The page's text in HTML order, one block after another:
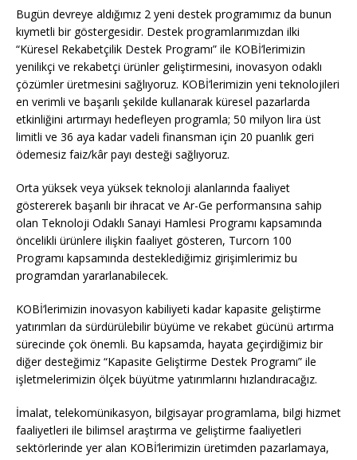
Bugün devreye aldığımız 2 yeni destek programımız da bunun
kıymetli bir göstergesidir. Destek programlarımızdan ilki
“Küresel Rekabetçilik Destek Programı” ile KOBİ’lerimizin
yenilikçi ve rekabetçi ürünler geliştirmesini, inovasyon odaklı
çözümler üretmesini sağlıyoruz. KOBİ’lerimizin yeni teknolojileri
en verimli ve başarılı şekilde kullanarak küresel pazarlarda
etkinliğini artırmayı hedefleyen programla; 50 milyon lira üst
limitli ve 36 aya kadar vadeli finansman için 20 puanlık geri
ödemesiz faiz/kâr payı desteği sağlıyoruz.
Orta yüksek veya yüksek teknoloji alanlarında faaliyet
göstererek başarılı bir ihracat ve Ar-Ge performansına sahip
olan Teknoloji Odaklı Sanayi Hamlesi Programı kapsamında
öncelikli ürünlere ilişkin faaliyet gösteren, Turcorn 100
Programı kapsamında desteklediğimiz girişimlerimiz bu
programdan yararlanabilecek.
KOBİ’lerimizin inovasyon kabiliyeti kadar kapasite geliştirme
yatırımları da sürdürülebilir büyüme ve rekabet gücünü artırma
sürecinde çok önemli. Bu kapsamda, hayata geçirdiğimiz bir
diğer desteğimiz “Kapasite Geliştirme Destek Programı” ile
işletmelerimizin ölçek büyütme yatırımlarını hızlandıracağız.
İmalat, telekomünikasyon, bilgisayar programlama, bilgi hizmet
faaliyetleri ile bilimsel araştırma ve geliştirme faaliyetleri
sektörlerinde yer alan KOBİ’lerimizin üretimden pazarlamaya,